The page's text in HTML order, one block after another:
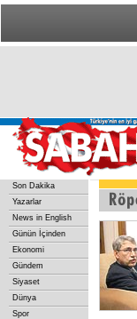
Son Dakika
Yazarlar
News in English
Günün İçinden
Ekonomi
Gündem
Siyaset
Dünya
Spor